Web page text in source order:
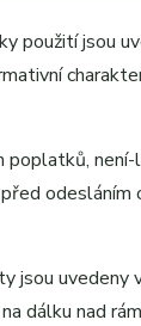
použití jsou
poplatků,
odesláním
jsou uvedeny
dálku nad